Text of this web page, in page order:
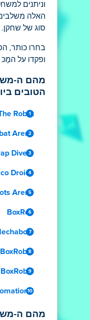
וניתנים
האלה
סוג של שחקן.
בחרו כותר,
ופקדו על
מהם ה-
הטובים
Robot
Arena
Divers
Droids
Arena
BoxRob
BoxRob 2
BoxRob 3
1
מהם ה-